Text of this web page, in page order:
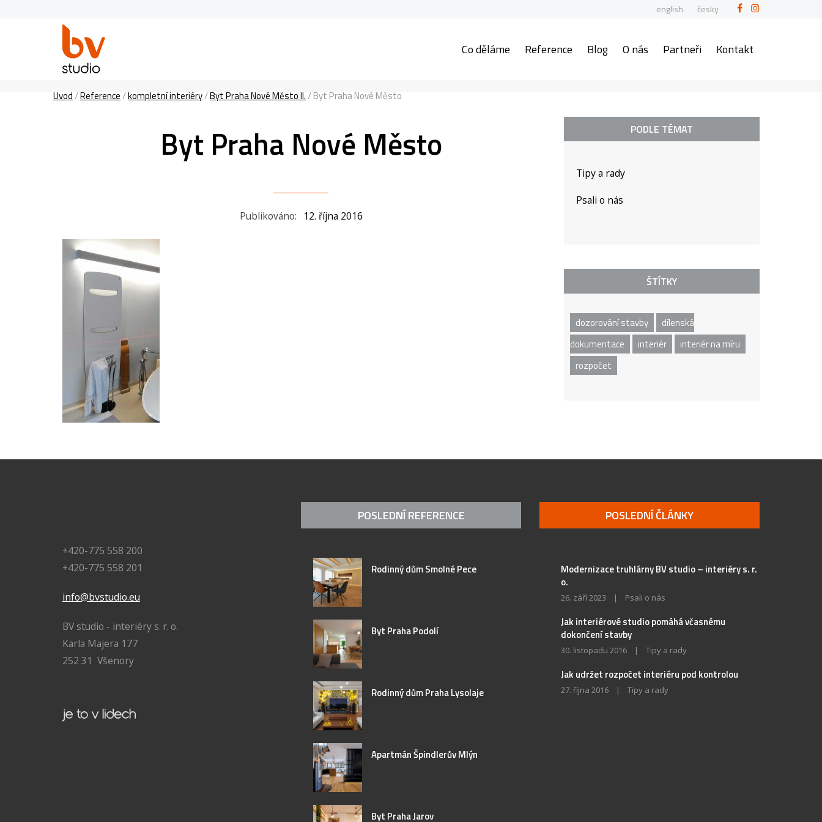
english česky
Co děláme Reference Blog O nás Partneři Kontakt
Úvod/Reference/kompletní interiéry/Byt Praha Nové Město II./Byt Praha Nové Město
Byt Praha Nové Město
Publikováno: 12. října 2016
PODLE TÉMAT
Tipy a rady
Psali o nás
ŠTÍTKY
dozorování stavby
dílenská
dokumentace
interiér
interiér na míru
rozpočet
+420-775 558 200
+420-775 558 201
info@bvstudio.eu
BV studio - interiéry s. r. o.
Karla Majera 177
252 31 Všenory
POSLEDNÍ REFERENCE
Rodinný dům Smolné Pece
Byt Praha Podolí
Rodinný dům Praha Lysolaje
Apartmán Špindlerův Mlýn
Byt Praha Jarov
POSLEDNÍ ČLÁNKY
Modernizace truhlárny BV studio – interiéry s. r.
o.
26. září 2023 | Psali o nás
Jak interiérové studio pomáhá včasnému
dokončení stavby
30. listopadu 2016 | Tipy a rady
Jak udržet rozpočet interiéru pod kontrolou
27. října 2016 | Tipy a rady